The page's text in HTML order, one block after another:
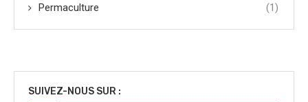
Permaculture (1)
SUIVEZ-NOUS SUR :